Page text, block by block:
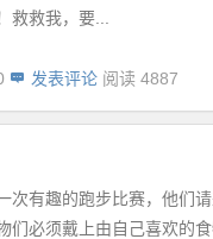
救救我，要...
发表评论 阅读 4887
次有趣的跑步比赛，他们
们必须戴上由自己喜欢的